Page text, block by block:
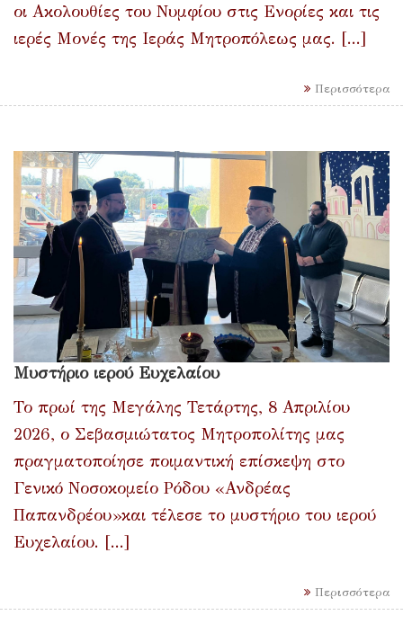
οι Ακολουθίες του Νυμφίου στις Ενορίες και τις
ιερές Μονές της Ιεράς Μητροπόλεως μας. [...]
Περισσότερα
Μυστήριο ιερού Ευχελαίου
Το πρωί της Μεγάλης Τετάρτης, 8 Απριλίου
2026, ο Σεβασμιώτατος Μητροπολίτης μας
πραγματοποίησε ποιμαντική επίσκεψη στο
Γενικό Νοσοκομείο Ρόδου «Ανδρέας
Παπανδρέου»και τέλεσε το μυστήριο του ιερού
Ευχελαίου. [...]
Περισσότερα